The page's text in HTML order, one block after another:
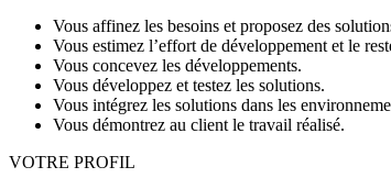
Vous affinez les besoins et proposez des
Vous estimez l’effort de développement et le
Vous concevez les développements.
Vous développez et testez les solutions.
Vous intégrez les solutions dans les
Vous démontrez au client le travail réalisé.
VOTRE PROFIL